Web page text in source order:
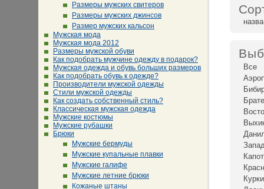
Размеры мужских свитеров
Размеры мужских джинсов
Размер мужских кальсон
Мужская мода
Мужская мода 2012
Размеры мужской обуви
Как подобрать мужчине одежду в подарок?
Мужская одежда и обувь больших размеров
Как подобрать обувь к одежде?
Производители мужской одежды
Стили мужской одежды
Как создать собственный стиль?
Классическая мужская одежда
Мужские костюмы
Мужские рубашки
Брюки
Мужские бермуды
Мужские купальные плавки
Мужские галифе
Мужские летние брюки
Кожаные штаны
Все